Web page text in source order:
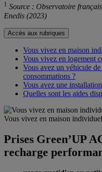
1 Source : Observatoire
Enedis (2023)
Accès aux rubriques
Vous vivez en maison
Vous vivez en logement
Vous avez un véhicule
consommations ?
Vous avez une
Quelles sont les aides
Vous vivez en maison
Prises Green’UP
recharge